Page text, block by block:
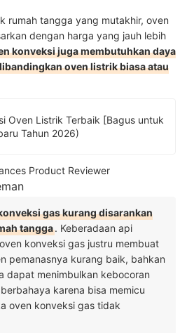
rumah tangga yang mutakhir, oven
dengan harga yang jauh lebih
konveksi juga membutuhkan daya
oven listrik biasa atau
Listrik Terbaik [Bagus untuk
Tahun 2026)
Product Reviewer
gas kurang disarankan
tangga. Keberadaan api
konveksi gas justru membuat
pemanasnya kurang baik, bahkan
dapat menimbulkan kebocoran
karena bisa memicu
oven konveksi gas tidak